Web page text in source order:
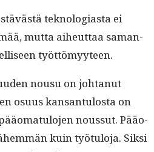
teknolo­gias­ta ei
mut­ta aiheut­taa saman­
työttömyyteen.
nousu on johtanut
osu­us kansan­tu­losta on
nous­sut. Pääo­
kuin työ­tu­lo­ja. Sik­si